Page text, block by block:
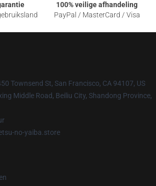
100% veilige afhandeling
PayPal / MasterCard / Visa
Townsend St, San Francisco, CA 94107, US
Middle Road, Beiliu City, Shandong Province,
no-yaiba.store